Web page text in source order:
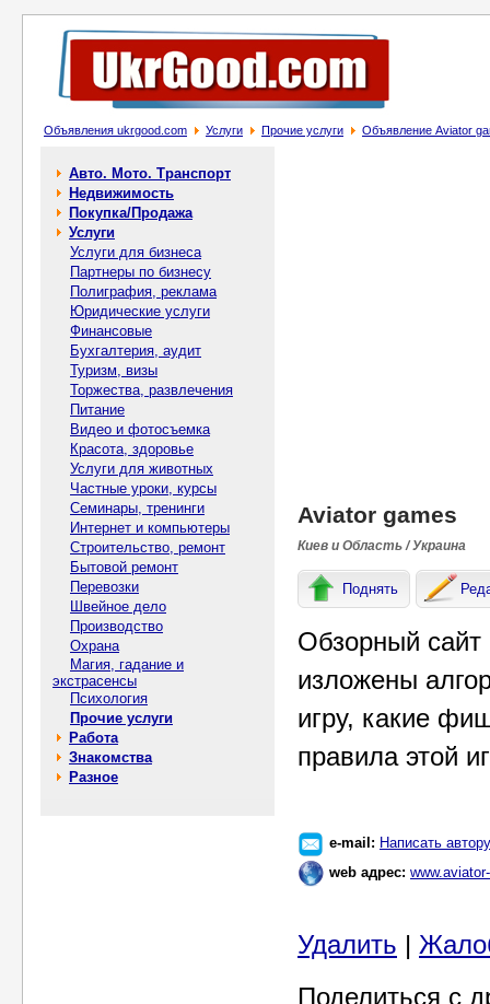
Объявления ukrgood.com Услуги Прочие услуги Объявление Aviator
Авто. Мото. Транспорт
Недвижимость
Покупка/Продажа
Услуги
Услуги для бизнеса
Партнеры по бизнесу
Полиграфия, реклама
Юридические услуги
Финансовые
Бухгалтерия, аудит
Туризм, визы
Торжества, развлечения
Питание
Видео и фотосъемка
Красота, здоровье
Услуги для животных
Частные уроки, курсы
Семинары, тренинги
Интернет и компьютеры
Строительство, ремонт
Бытовой ремонт
Перевозки
Швейное дело
Производство
Охрана
Магия, гадание и
экстрасенсы
Психология
Прочие услуги
Работа
Знакомства
Разное
Aviator games
Киев и Область / Украина
Поднять
Обзорный сайт
изложены
игру, какие
правила этой
e-mail: Написать автору
web адрес:
Удалить |
Поделиться с